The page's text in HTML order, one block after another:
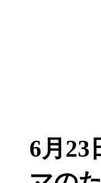
6月23